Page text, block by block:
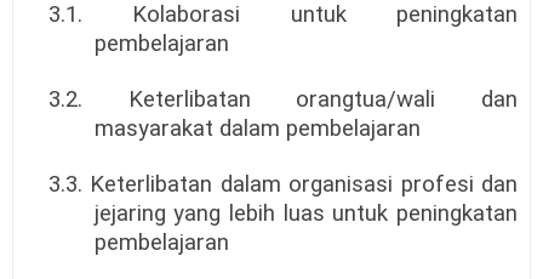
3.1. Kolaborasi untuk peningkatan
pembelajaran
3.2. Keterlibatan orangtua/wali dan
masyarakat dalam pembelajaran
3.3. Keterlibatan dalam organisasi profesi dan
jejaring yang lebih luas untuk peningkatan
pembelajaran